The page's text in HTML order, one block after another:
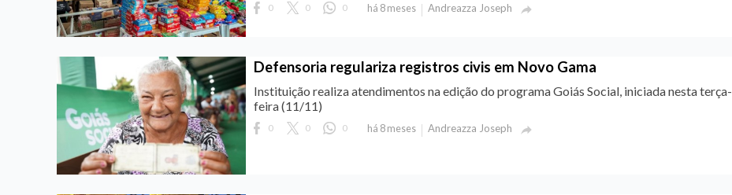
0 0 0 há 8 meses Andreazza Joseph 
Defensoria regulariza registros civis em Novo Gama
Instituição realiza atendimentos na edição do programa Goiás Social, iniciada nesta terça-
feira (11/11)
0 0 0 há 8 meses Andreazza Joseph 